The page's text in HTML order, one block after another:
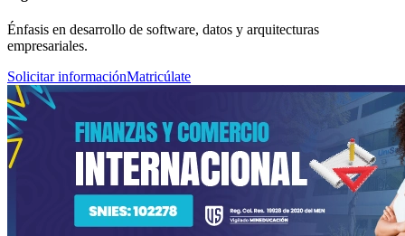
Énfasis en desarrollo de software, datos y arquitecturas
empresariales.
Solicitar informaciónMatricúlate